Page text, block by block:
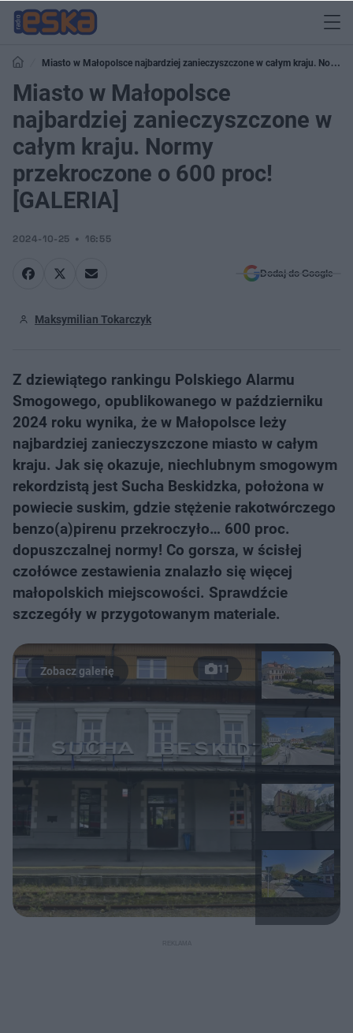
Miasto w Małopolsce najbardziej zanieczyszczone w całym kraju. Normy
przekroczone o 600 proc! [GALERIA]
Miasto w Małopolsce
najbardziej zanieczyszczone w
całym kraju. Normy
przekroczone o 600 proc!
[GALERIA]
2024-10-25 16:55
Dodaj do Google
Maksymilian Tokarczyk
Z dziewiątego rankingu Polskiego Alarmu
Smogowego, opublikowanego w październiku
2024 roku wynika, że w Małopolsce leży
najbardziej zanieczyszczone miasto w całym
kraju. Jak się okazuje, niechlubnym smogowym
rekordzistą jest Sucha Beskidzka, położona w
powiecie suskim, gdzie stężenie rakotwórczego
benzo(a)pirenu przekroczyło… 600 proc.
dopuszczalnej normy! Co gorsza, w ścisłej
czołówce zestawienia znalazło się więcej
małopolskich miejscowości. Sprawdźcie
szczegóły w przygotowanym materiale.
11